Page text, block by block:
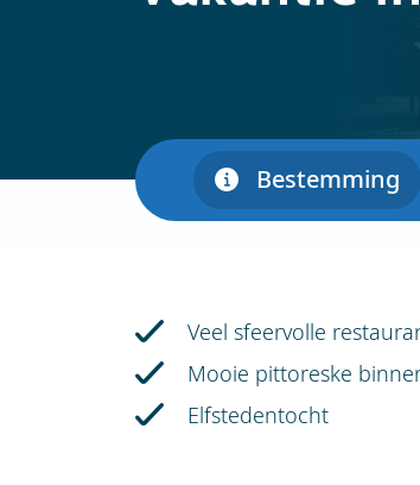
Bestemming
Veel sfeervolle
Mooie pittoreske
Elfstedentocht